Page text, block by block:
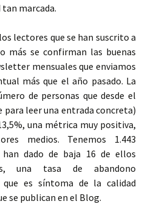
marcada.
lectores que se han suscrito a
más se confirman las buenas
mensuales que enviamos
más que el año pasado. La
de personas que desde el
para leer una entrada concreta)
una métrica muy positiva,
medios. Tenemos 1.443
dado de baja 16 de ellos
una tasa de abandono
que es síntoma de la calidad
se publican en el Blog.